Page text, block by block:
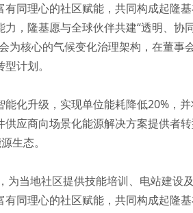
同理心的社区赋能，共同构成起隆
，隆基愿与全球伙伴共建“透明、协
为核心的气候变化治理架构，在董事
计划。
化升级，实现单位能耗降低20%，
应商向场景化能源解决方案提供者
生态。
为当地社区提供技能培训、电站建设
同理心的社区赋能，共同构成起隆